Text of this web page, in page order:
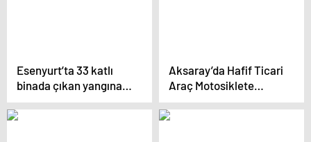
Esenyurt’ta 33 katlı
binada çıkan yangına
itfaiye müdahale
ediyor
Aksaray’da Hafif Ticari
Araç Motosiklete
Çarptı: 1 Ölü, 3 Yaralı